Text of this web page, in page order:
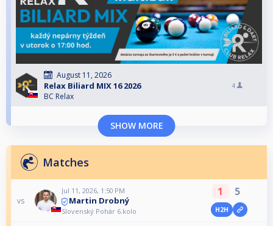
August 11, 2026
Relax Biliard MIX 16 2026
BC Relax
4
SHOW MORE
Matches
vs
Jul 11, 2026, 1:50 PM
Martin Drobný
Slovenský Pohár 6.kolo
1 5
H2H